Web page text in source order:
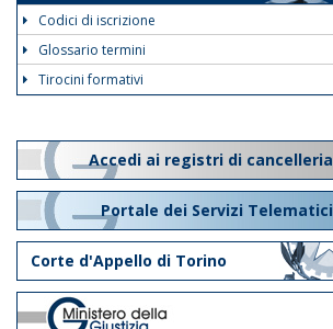
Codici di iscrizione
Glossario termini
Tirocini formativi
Accedi ai registri di cancelleria
Portale dei Servizi Telematici
Corte d'Appello di Torino